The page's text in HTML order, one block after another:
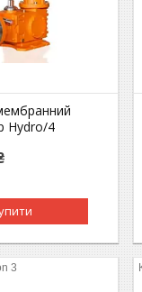
Hydro/4
3